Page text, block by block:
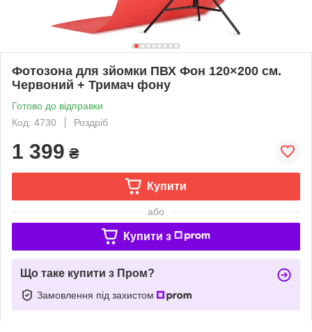
Фотозона для зйомки ПВХ Фон 120×200 см.
Червоний + Тримач фону
Готово до відправки
Код: 4730
Роздріб
1 399 ₴
Купити
або
Купити з
Що таке купити з Пром?
Замовлення під захистом